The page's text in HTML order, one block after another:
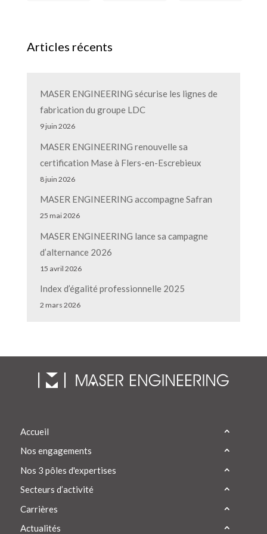
Articles récents
MASER ENGINEERING sécurise les lignes de
fabrication du groupe LDC
9 juin 2026
MASER ENGINEERING renouvelle sa
certification Mase à Flers-en-Escrebieux
8 juin 2026
MASER ENGINEERING accompagne Safran
25 mai 2026
MASER ENGINEERING lance sa campagne
d’alternance 2026
15 avril 2026
Index d’égalité professionnelle 2025
2 mars 2026
Accueil
Nos engagements
Nos 3 pôles d'expertises
Secteurs d’activité
Carrières
Actualités